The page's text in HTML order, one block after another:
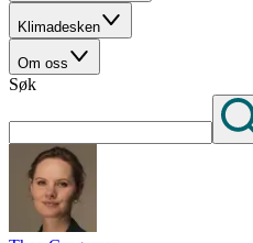
Klimadesken
Om oss
Søk